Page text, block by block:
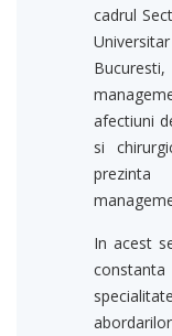
cadrul
afectiuni
si
In acest